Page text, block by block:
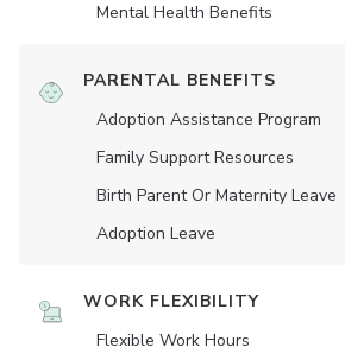
Mental Health Benefits
PARENTAL BENEFITS
Adoption Assistance Program
Family Support Resources
Birth Parent Or Maternity Leave
Adoption Leave
WORK FLEXIBILITY
Flexible Work Hours